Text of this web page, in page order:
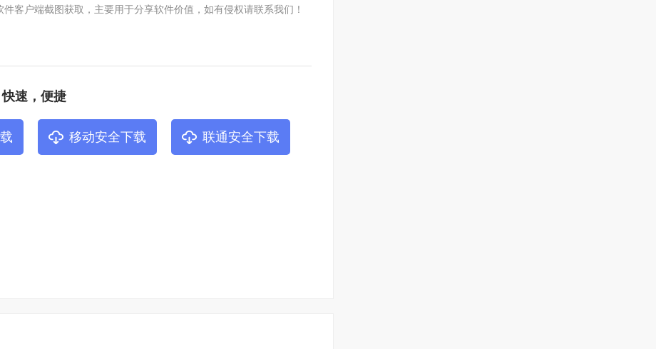
客户端截图获取，主要用于分享软件价值，如有侵权请联系我们！
速，便捷
移动安全下载 联通安全下载